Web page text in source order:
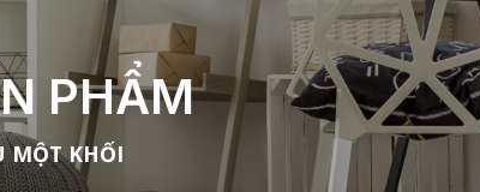
PHẨM
MỘT KHỐI